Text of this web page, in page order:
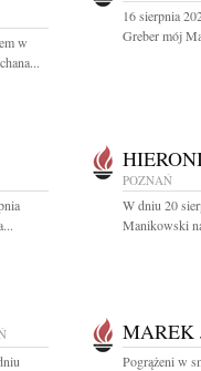
w
16 sierpnia
Greber mój
POZNAŃ
W dniu 20
Manikowski
MAREK
Pogrążeni w